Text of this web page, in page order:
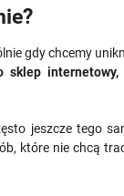
gdy chcemy
sklep
jeszcze tego
które nie chcą